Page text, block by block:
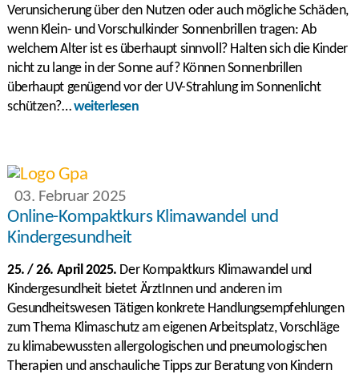
Verunsicherung über den Nutzen oder auch mögliche Schäden,
wenn Klein- und Vorschulkinder Sonnenbrillen tragen: Ab
welchem Alter ist es überhaupt sinnvoll? Halten sich die Kinder
nicht zu lange in der Sonne auf? Können Sonnenbrillen
überhaupt genügend vor der UV-Strahlung im Sonnenlicht
schützen?…weiterlesen
03. Februar 2025
Online-Kompaktkurs Klimawandel und
Kindergesundheit
25. / 26. April 2025. Der Kompaktkurs Klimawandel und
Kindergesundheit bietet ÄrztInnen und anderen im
Gesundheitswesen Tätigen konkrete Handlungsempfehlungen
zum Thema Klimaschutz am eigenen Arbeitsplatz, Vorschläge
zu klimabewussten allergologischen und pneumologischen
Therapien und anschauliche Tipps zur Beratung von Kindern